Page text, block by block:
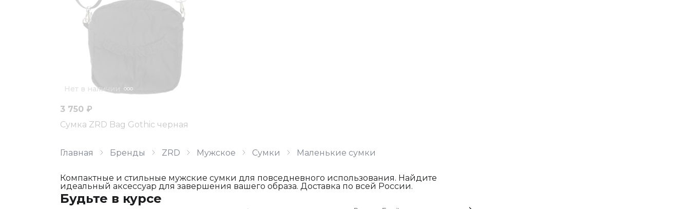
Нет в наличии
3 750 ₽
Сумка ZRD Bag Gothic черная
Главная Бренды ZRD Мужское Сумки Маленькие сумки
Компактные и стильные мужские сумки для повседневного использования. Найдите
идеальный аксессуар для завершения вашего образа. Доставка по всей России.
Будьте в курсе